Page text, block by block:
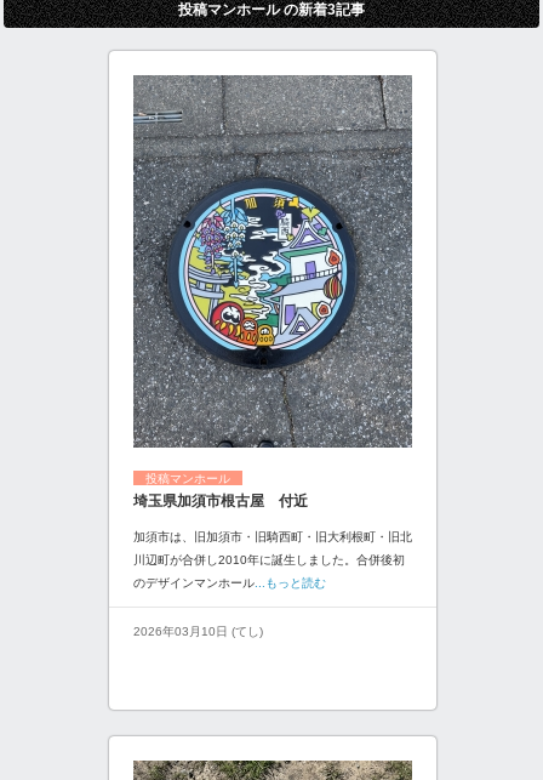
投稿マンホール の新着3記事
投稿マンホール
埼玉県加須市根古屋 付近
加須市は、旧加須市・旧騎西町・旧大利根町・旧北
川辺町が合併し2010年に誕生しました。合併後初
のデザインマンホール ...もっと読む
2026年03月10日 (てし)